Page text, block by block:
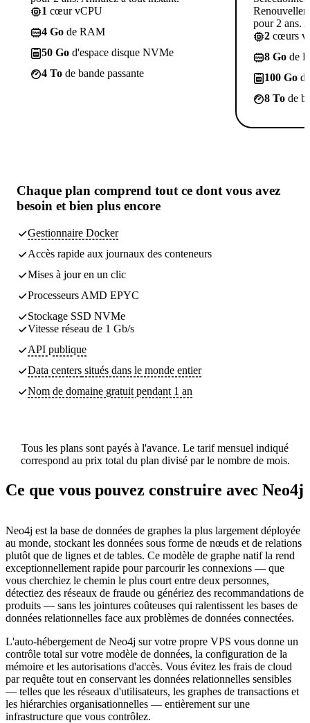
1 cœur vCPU
4 Go de RAM
50 Go d'espace disque NVMe
4 To de bande passante
pour 2 ans.
2 cœurs
8 Go de
100 Go
8 To de
Chaque plan comprend tout ce dont vous avez
besoin et bien plus encore
Gestionnaire Docker
Accès rapide aux journaux des conteneurs
Mises à jour en un clic
Processeurs AMD EPYC
Stockage SSD NVMe
Vitesse réseau de 1 Gb/s
API publique
Data centers situés dans le monde entier
Nom de domaine gratuit pendant 1 an
Tous les plans sont payés à l'avance. Le tarif mensuel indiqué
correspond au prix total du plan divisé par le nombre de mois.
Ce que vous pouvez construire avec Neo4j
Neo4j est la base de données de graphes la plus largement déployée
au monde, stockant les données sous forme de nœuds et de relations
plutôt que de lignes et de tables. Ce modèle de graphe natif la rend
exceptionnellement rapide pour parcourir les connexions — que
vous cherchiez le chemin le plus court entre deux personnes,
détectiez des réseaux de fraude ou génériez des recommandations de
produits — sans les jointures coûteuses qui ralentissent les bases de
données relationnelles face aux problèmes de données connectées.
L'auto-hébergement de Neo4j sur votre propre VPS vous donne un
contrôle total sur votre modèle de données, la configuration de la
mémoire et les autorisations d'accès. Vous évitez les frais de cloud
par requête tout en conservant les données relationnelles sensibles
— telles que les réseaux d'utilisateurs, les graphes de transactions et
les hiérarchies organisationnelles — entièrement sur une
infrastructure que vous contrôlez.